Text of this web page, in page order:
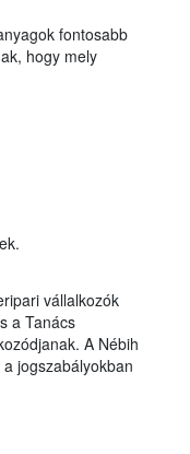
fontosabb
hogy mely
vállalkozók
a Tanács
A Nébih
jogszabályokban